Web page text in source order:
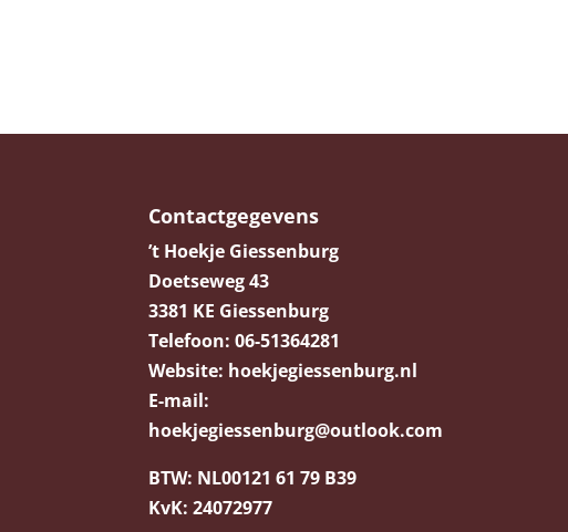
Contactgegevens
’t Hoekje Giessenburg
Doetseweg 43
3381 KE Giessenburg
Telefoon: 06-51364281
Website: hoekjegiessenburg.nl
E-mail:
hoekjegiessenburg@outlook.com
BTW: NL00121 61 79 B39
KvK:24072977